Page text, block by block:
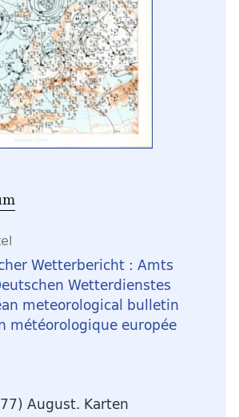
Wetterbericht : Amts
Wetterdienstes
meteorological bulletin
météorologique europée
August. Karten